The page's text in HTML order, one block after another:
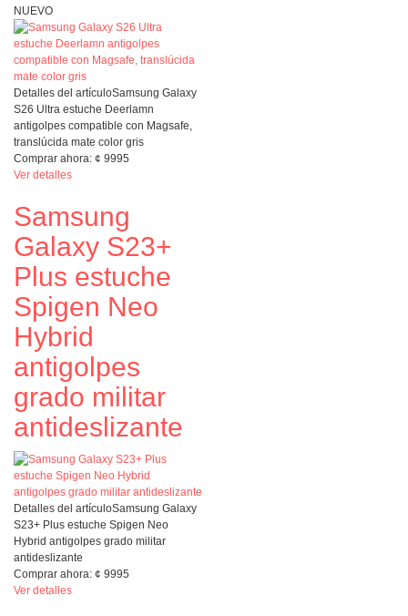
NUEVO
Detalles del artículoSamsung Galaxy
S26 Ultra estuche Deerlamn
antigolpes compatible con Magsafe,
translúcida mate color gris
Comprar ahora: ¢ 9995
Ver detalles
Samsung
Galaxy S23+
Plus estuche
Spigen Neo
Hybrid
antigolpes
grado militar
antideslizante
Detalles del artículoSamsung Galaxy
S23+ Plus estuche Spigen Neo
Hybrid antigolpes grado militar
antideslizante
Comprar ahora: ¢ 9995
Ver detalles